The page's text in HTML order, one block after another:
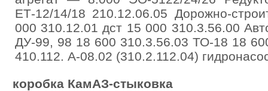
ЕТ-12/14/18 210.12.06.05 Дорожно-
000 310.12.01 дст 15 000 310.3.56.00
ДУ-99, 98 18 600 310.3.56.03 ТО-18 18
410.112. А-08.02 (310.2.112.04)
коробка КамАЗ-стыковка